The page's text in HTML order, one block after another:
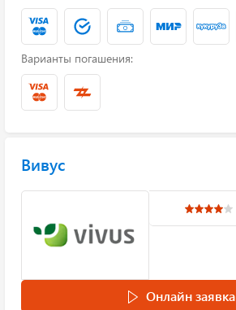
Варианты погашения:
Вивус
Онлайн заявка